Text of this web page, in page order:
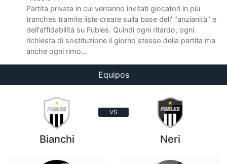
Partita privata in cui verranno invitati giocatori in più
tranches tramite liste create sulla base dell' "anzianità" e
dell'affidabilità su Fubles. Quindi ogni ritardo, ogni
richiesta di sostituzione il giorno stesso della partita ma
anche ogni rimo...
Equipos
VS
Bianchi Neri